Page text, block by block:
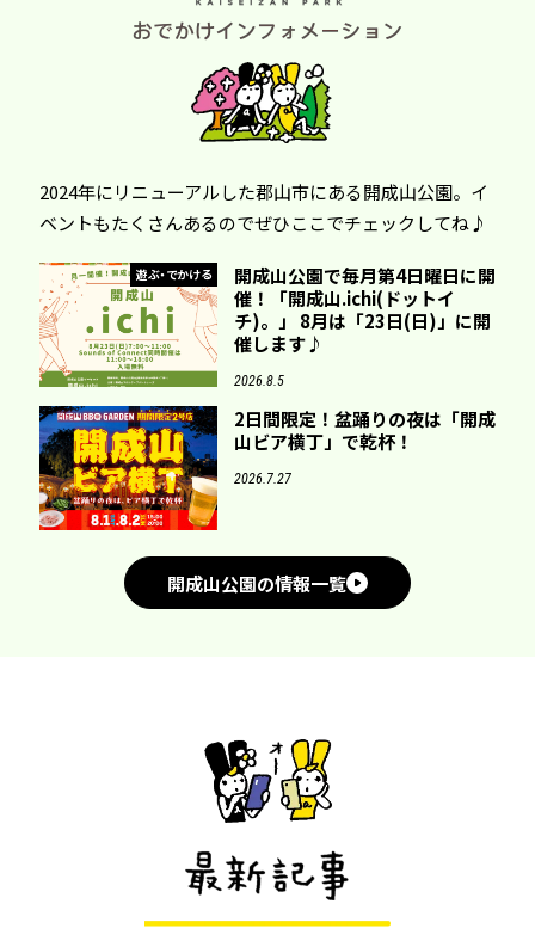
2024年にリニューアルした郡山市にある開成山公園。イ
ベントもたくさんあるのでぜひここでチェックしてね♪
遊ぶ・でかける
開成山公園で毎月第4日曜日に開
催！「開成山.ichi(ドットイ
チ)。」 8月は「23日(日)」に開
催します♪
2026.8.5
2日間限定！盆踊りの夜は「開成
山ビア横丁」で乾杯！
2026.7.27
開成山公園の情報一覧